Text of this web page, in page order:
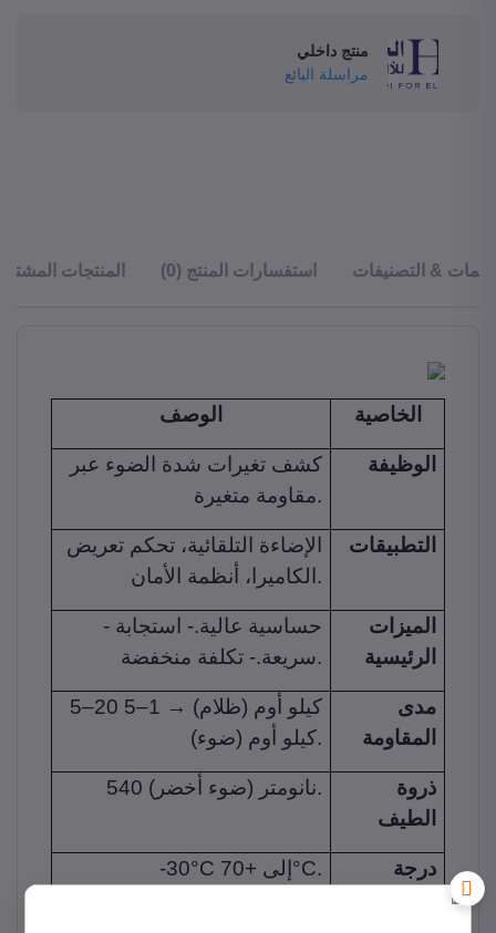
منتج داخلي
مراسلة البائع
& التصنيفات استفسارات المنتج (0) المنتجات
الخاصية الوصف
الوظيفة
كشف تغيرات شدة الضوء عبر
مقاومة متغيرة.
التطبيقات
الإضاءة التلقائية، تحكم تعريض
الكاميرا، أنظمة الأمان.
الميزات
الرئيسية
- حساسية عالية.- استجابة
سريعة.- تكلفة منخفضة.
مدى
المقاومة
5–20 كيلو أوم (ظلام) → 1–5
كيلو أوم (ضوء).
ذروة
الطيف
540 نانومتر (ضوء أخضر).
درجة
-30°C إلى +70°C.